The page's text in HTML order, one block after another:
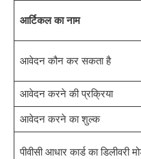
आर्टिकल का नाम
आवेदन कौन कर सकता है
आवेदन करने की प्रक्रिया
आवेदन करने का शुल्क
पीवीसी आधार कार्ड का डिलीवरी